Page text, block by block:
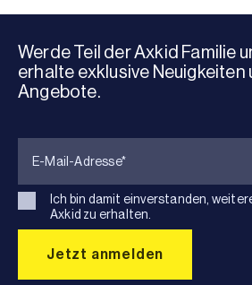
Werde Teil der Axkid Familie
erhalte exklusive Neuigkeiten
Angebote.
Ich bin damit einverstanden,
Axkid zu erhalten.